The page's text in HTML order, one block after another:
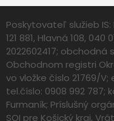
Poskytovateľ služieb IS:
121 881, Hlavná 108,
2022602417;
Obchodnom registri
vo vložke číslo 21769/V;
tel.číslo: 0908 992 787;
Furmaník; Príslušný
SOI pre Košický kraj,